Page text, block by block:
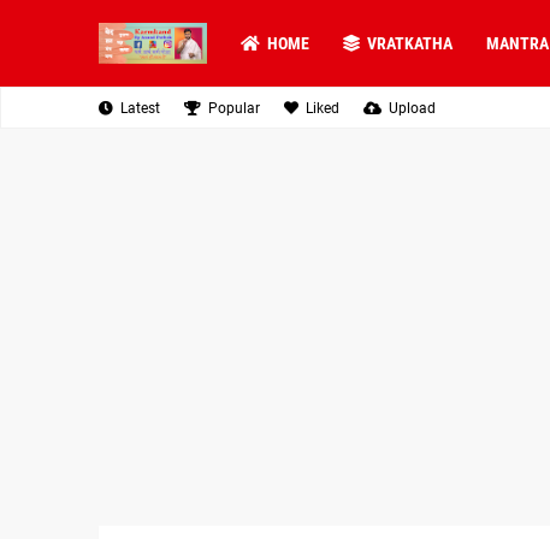
HOME VRATKATHA MANTRA
Latest Popular Liked Upload